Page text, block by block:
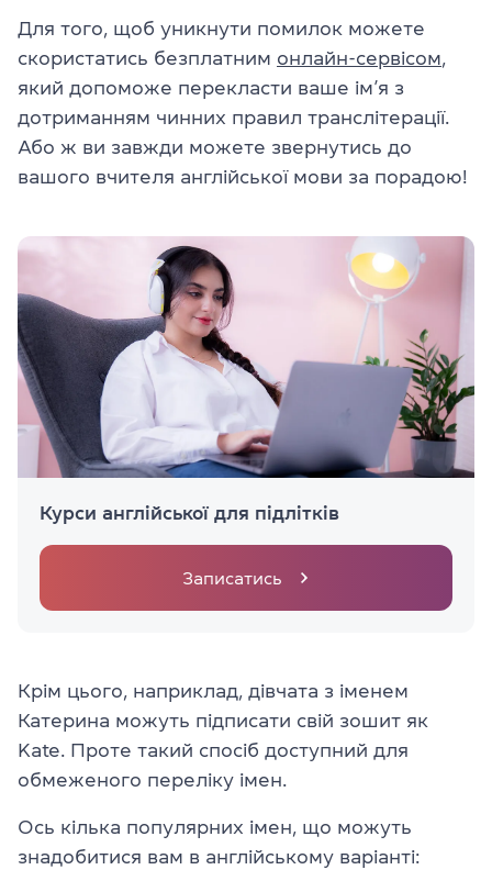
Для того, щоб уникнути помилок можете
скористатись безплатним онлайн-сервісом
який допоможе перекласти ваше ім’я з
дотриманням чинних правил транслітерації.
Або ж ви завжди можете звернутись до
вашого вчителя англійської мови за порадою!
Курси англійської для підлітків
Записатись
Крім цього, наприклад, дівчата з іменем
Катерина можуть підписати свій зошит як
Kate. Проте такий спосіб доступний для
обмеженого переліку імен.
Ось кілька популярних імен, що можуть
знадобитися вам в англійському варіанті: